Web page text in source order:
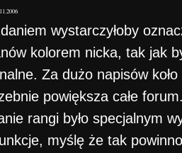
wystarczyłoby
kolorem nicka, tak jak
Za dużo napisów
powiększa całe
rangi było specjalnym
myślę że tak